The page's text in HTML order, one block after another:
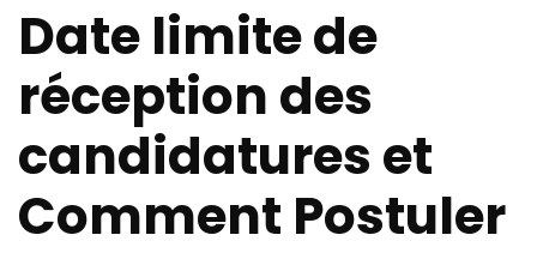
Date limite de
réception des
candidatures et
Comment Postuler